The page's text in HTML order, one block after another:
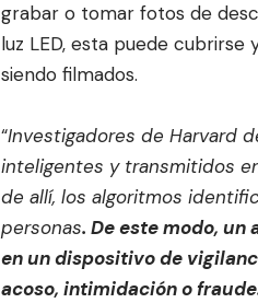
grabar o tomar fotos de
luz LED, esta puede
siendo filmados.
“Investigadores de Harvard
inteligentes y transmitidos
de allí, los algoritmos
personas. De este modo,
en un dispositivo de
acoso, intimidación ofraude